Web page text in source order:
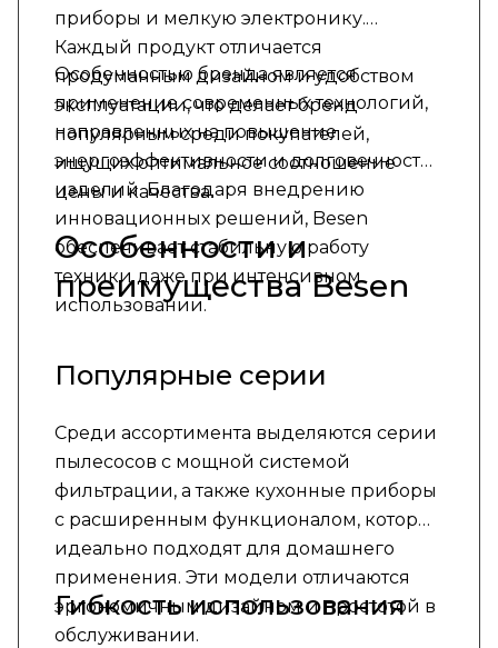
приборы и мелкую электронику.
Каждый продукт отличается
продуманным дизайном и удобством
эксплуатации, что делает бренд
популярным среди покупателей,
ищущих оптимальное соотношение
цены и качества.
Особенностью бренда является
применение современных технологий,
направленных на повышение
энергоэффективности и долговечности
изделий. Благодаря внедрению
инновационных решений, Besen
обеспечивает стабильную работу
техники даже при интенсивном
использовании.
Особенности и
преимущества Besen
Популярные серии
Среди ассортимента выделяются серии
пылесосов с мощной системой
фильтрации, а также кухонные приборы
с расширенным функционалом, которые
идеально подходят для домашнего
применения. Эти модели отличаются
эргономичным дизайном и простотой в
обслуживании.
Гибкость использования